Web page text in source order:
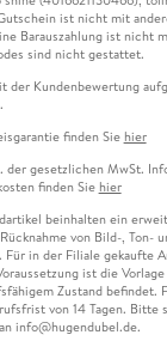
ist nicht mit
Barauszahlung ist nicht
sind nicht gestattet.
der Kundenbewertung
finden Sie hier
gesetzlichen MwSt.
finden Sie hier
beinhalten ein
von Bild-, Ton-
Für in der Filiale gekaufte
ist die Vorlage
Zustand befindet.
von 14 Tagen. Bitte
info@hugendubel.de.